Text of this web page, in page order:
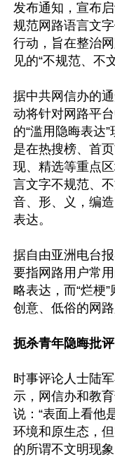
发布通知，宣布启
规范网路语言文
行动，旨在整治
见的“不规范、不
据中共网信办的
动将针对网路平
的“滥用隐晦表达
是在热搜榜、首
现、精选等重点
言文字不规范、
音、形、义，编
表达。
据自由亚洲电台
要指网路用户常
略表达，而“烂梗
创意、低俗的网路
扼杀青年隐晦批评
时事评论人士陆
示，网信办和教
说：“表面上看他
环境和原生态，
的所谓不文明现